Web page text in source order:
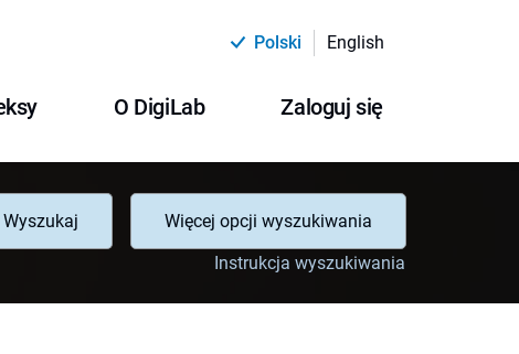
Polski English
O DigiLab Zaloguj się
Wyszukaj
Więcej opcji wyszukiwania
Instrukcja wyszukiwania